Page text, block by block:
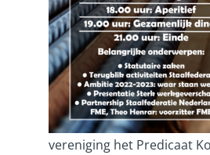
vereniging het Predicaat